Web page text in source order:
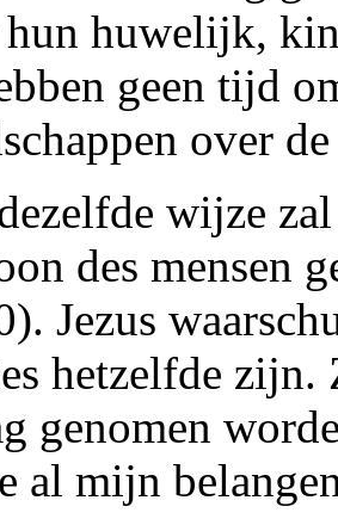
huwelijk,
geen tijd
over
wijze
des mensen
Jezus
hetzelfde
genomen
al mijn